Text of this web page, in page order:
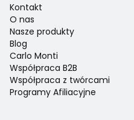
Kontakt
O nas
Nasze produkty
Blog
Carlo Monti
Współpraca B2B
Współpraca z twórcami
Programy Afiliacyjne